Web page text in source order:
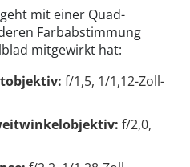
mit einer Quad-
Farbabstimmung
mitgewirkt hat:
f/1,5, 1/1,12-Zoll-
f/2,0,